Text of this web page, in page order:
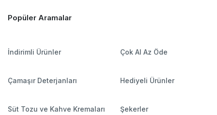
Popüler Aramalar
İndirimli Ürünler Çok Al Az Öde
Çamaşır Deterjanları Hediyeli Ürünler
Süt Tozu ve Kahve Kremaları Şekerler